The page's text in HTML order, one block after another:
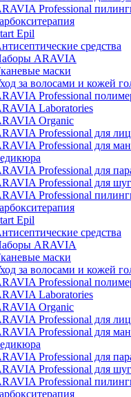
Professional
Epil
средства
ARAVIA
маски
за волосами и кожей
Professional
Laboratories
Organic
Professional для
Professional для
Professional для
Professional для
Professional
Epil
средства
ARAVIA
маски
за волосами и кожей
Professional
Laboratories
Organic
Professional для
Professional для
Professional для
Professional для
Professional